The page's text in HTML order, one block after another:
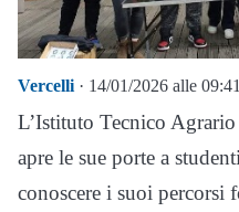
Vercelli · 14/01/2026 alle 09:41
L’Istituto Tecnico
apre le sue porte a
conoscere i suoi